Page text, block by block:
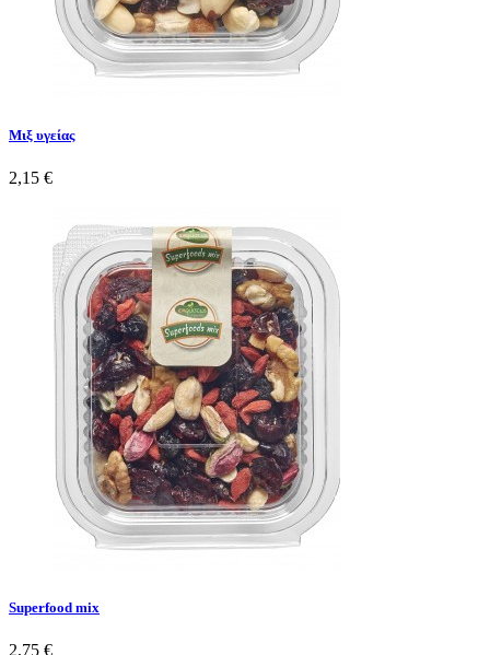
Μιξ υγείας
2,15 €
Superfood mix
2,75 €